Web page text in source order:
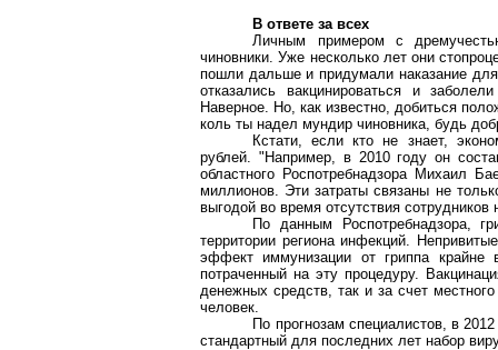
В ответе за всех
Личным примером с
чиновники. Уже несколько лет они
пошли дальше и придумали наказание для
отказались вакцинироваться и
Наверное. Но, как известно, добиться
коль ты надел мундир чиновника, будь
Кстати, если кто не знает,
рублей. "Например, в 2010 году он
областного Роспотребнадзора Михаил
миллионов. Эти затраты связаны не
выгодой во время отсутствия
По данным Роспотребнадзора,
территории региона инфекций.
эффект иммунизации от гриппа
потраченный на эту процедуру.
денежных средств, так и за счет
человек.
По прогнозам специалистов, в
стандартный для последних лет набор